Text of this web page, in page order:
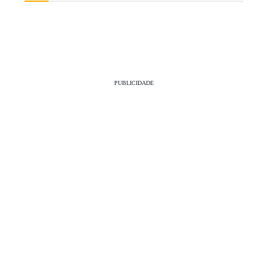
PUBLICIDADE